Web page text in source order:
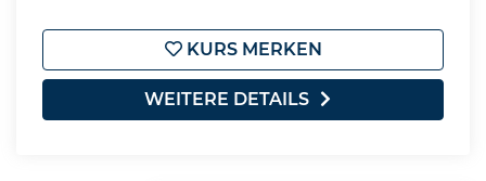
KURS MERKEN
WEITERE DETAILS